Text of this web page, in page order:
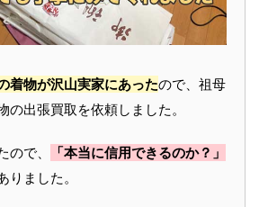
着物が沢山実家にあったので、祖母
の出張買取を依頼しました。
ので、
「本当に信用できるのか？」
りました。